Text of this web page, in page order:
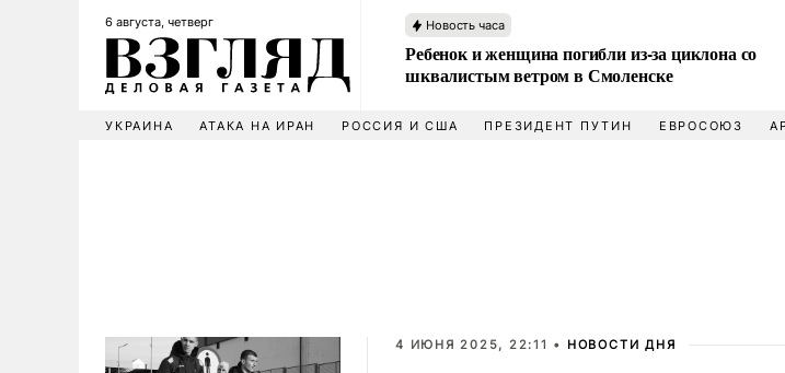
6 августа, четверг Новость часа
Ребенок и женщина погибли из-за циклона со
шквалистым ветром в Смоленске
УКРАИНА АТАКА НА ИРАН РОССИЯ И США ПРЕЗИДЕНТ ПУТИН ЕВРОСОЮЗ
4 ИЮНЯ 2025, 22:11 • НОВОСТИ ДНЯ